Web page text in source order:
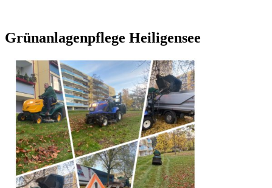
Grünanlagenpflege Heiligensee